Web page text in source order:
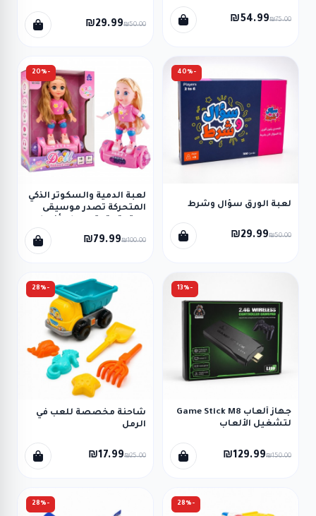
₪54.99₪75.00
₪29.99₪50.00
-40%
لعبة الورق سؤال وشرط
₪29.99₪50.00
-20%
لعبة الدمية والسكوتر الذكي
المتحركة تصدر موسيقى
LED ملونة وتأثيرات ضوئية
مبهرة في عجلات وجسم
₪79.99₪100.00
-13%
جهاز ألعاب Game Stick M8
لتشغيل الألعاب
يدتي تحكم لاسلكيتين
₪129.99₪150.00
-28%
شاحنة مخصصة للعب في
الرمل
₪17.99₪25.00
-28%
-28%